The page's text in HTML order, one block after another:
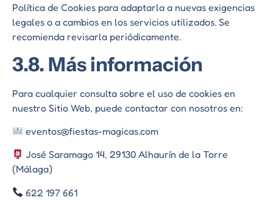
Política de Cookies para adaptarla a nuevas exigencias
legales o a cambios en los servicios utilizados. Se
recomienda revisarla periódicamente.
3.8. Más información
Para cualquier consulta sobre el uso de cookies en
nuestro Sitio Web, puede contactar con nosotros en:
eventos@fiestas-magicas.com
José Saramago 14, 29130 Alhaurín de la Torre
(Málaga)
622 197 661